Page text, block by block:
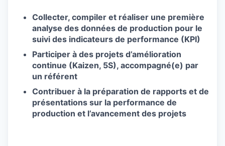
Collecter, compiler et réaliser une première
analyse des données de production pour le
suivi des indicateurs de performance (KPI)
Participer à des projets d’amélioration
continue (Kaizen, 5S), accompagné(e) par
un référent
Contribuer à la préparation de rapports et de
présentations sur la performance de
production et l’avancement des projets